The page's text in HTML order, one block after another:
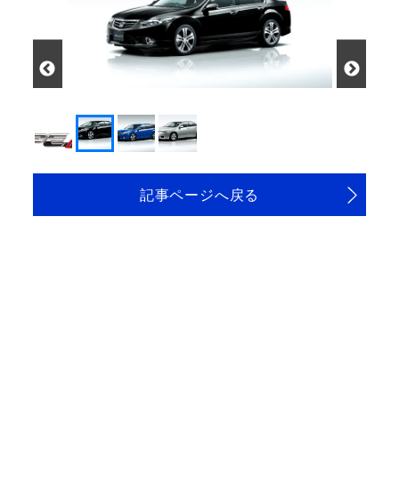
記事ページへ戻る